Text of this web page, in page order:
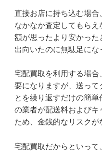
直接お店に持ち込む場合
なかなか査定してもら
額が思ったより安かった
出向いたのに無駄足にな
宅配買取を利用する場
要になりますが、送って
とを繰り返すだけの簡
の業者が配送料およびキ
ため、金銭的なリスクが
宅配買取だからといっ